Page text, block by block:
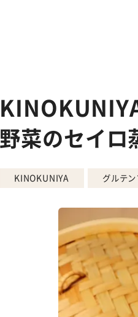
野菜のセイロ
KINOKUNIYA グルテン